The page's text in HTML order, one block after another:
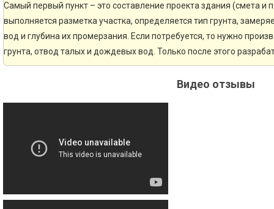
Самый первый пункт – это составление проекта здания (смета и
выполняется разметка участка, определяется тип грунта,
вод и глубина их промерзания. Если потребуется, то нужно
грунта, отвод талых и дождевых вод. Только после этого
Видео отзывы